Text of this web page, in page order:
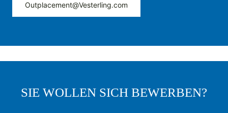
Outplacement@­Vesterling.com
SIE WOLLEN SICH BEWERBEN?